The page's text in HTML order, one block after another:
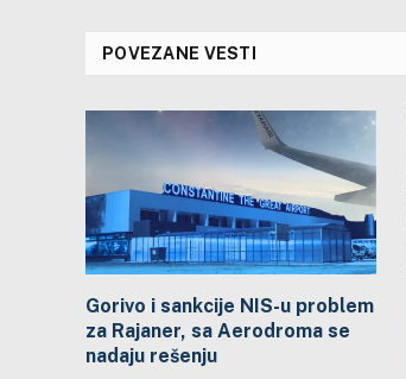
POVEZANE VESTI
Gorivo i sankcije NIS-u problem
za Rajaner, sa Aerodroma se
nadaju rešenju